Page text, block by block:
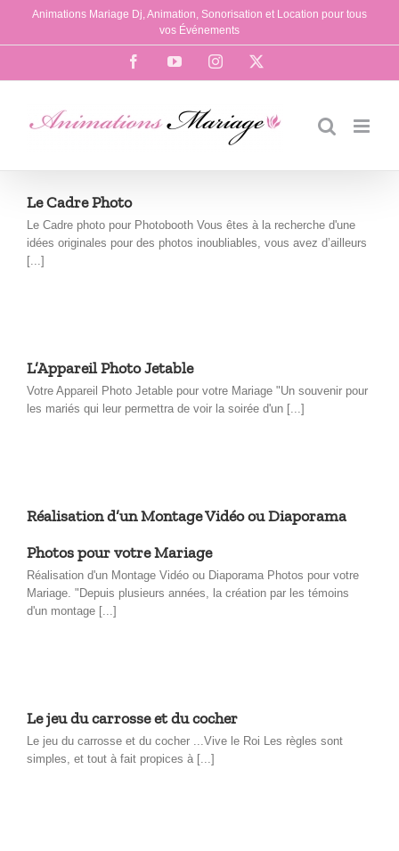
Passer
contenu
Animations Mariage Dj, Animation, Sonorisation et Location pour tous
vos Événements
FacebookYouTubeInstagram
Le Cadre Photo
Le Cadre photo pour Photobooth Vous êtes à la recherche d'une
idées originales pour des photos inoubliables, vous avez d’ailleurs
[...]
L’Appareil Photo Jetable
Votre Appareil Photo Jetable pour votre Mariage "Un souvenir pour
les mariés qui leur permettra de voir la soirée d'un [...]
Réalisation d’un Montage Vidéo ou Diaporama
Photos pour votre Mariage
Réalisation d'un Montage Vidéo ou Diaporama Photos pour votre
Mariage. "Depuis plusieurs années, la création par les témoins
d'un montage [...]
Le jeu du carrosse et du cocher
Le jeu du carrosse et du cocher ...Vive le Roi Les règles sont
simples, et tout à fait propices à [...]